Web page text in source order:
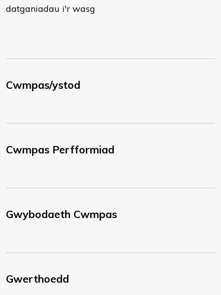
datganiadau i'r wasg
Cwmpas/ystod
Cwmpas Perfformiad
Gwybodaeth Cwmpas
Gwerthoedd